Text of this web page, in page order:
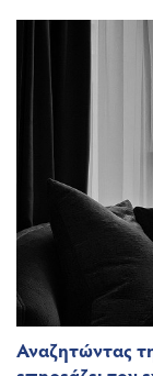
Αναζητώντας